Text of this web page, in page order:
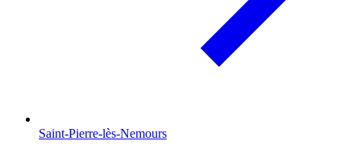
Saint-Pierre-lès-Nemours